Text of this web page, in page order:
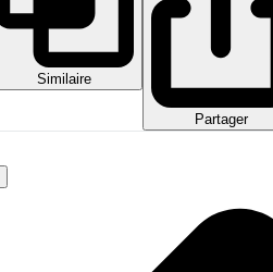
Similaire
Partager